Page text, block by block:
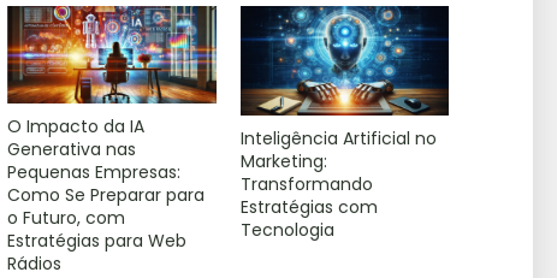
O Impacto da IA
Generativa nas
Pequenas Empresas:
Como Se Preparar para
o Futuro, com
Estratégias para Web
Rádios
Inteligência Artificial no
Marketing:
Transformando
Estratégias com
Tecnologia